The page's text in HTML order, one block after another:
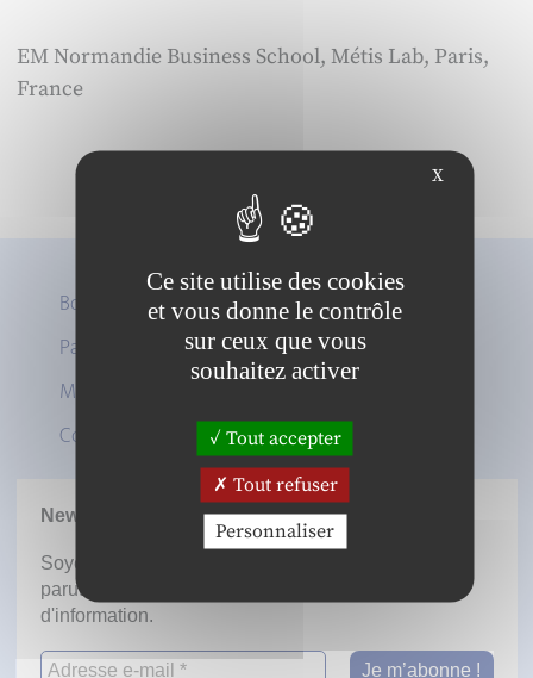
EM Normandie Business School, Métis Lab, Paris,
France
Boutique
Panier
Mon compte
Contact
Newsletter
Soyez informé dès la mise en ligne des prochaines
parutions en vous inscrivant à notre lettre
d'information.
X
Ce site utilise des cookies
et vous donne le contrôle
sur ceux que vous
souhaitez activer
Tout accepter
Tout refuser
Personnaliser